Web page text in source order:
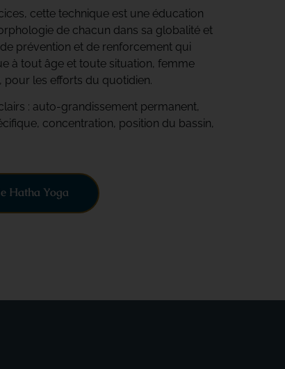
cette technique est une éducation
de chacun dans sa globalité et
prévention et de renforcement qui
à tout âge et toute situation, femme
pour les efforts du quotidien.
: auto-grandissement permanent,
concentration, position du bassin,
Hatha Yoga